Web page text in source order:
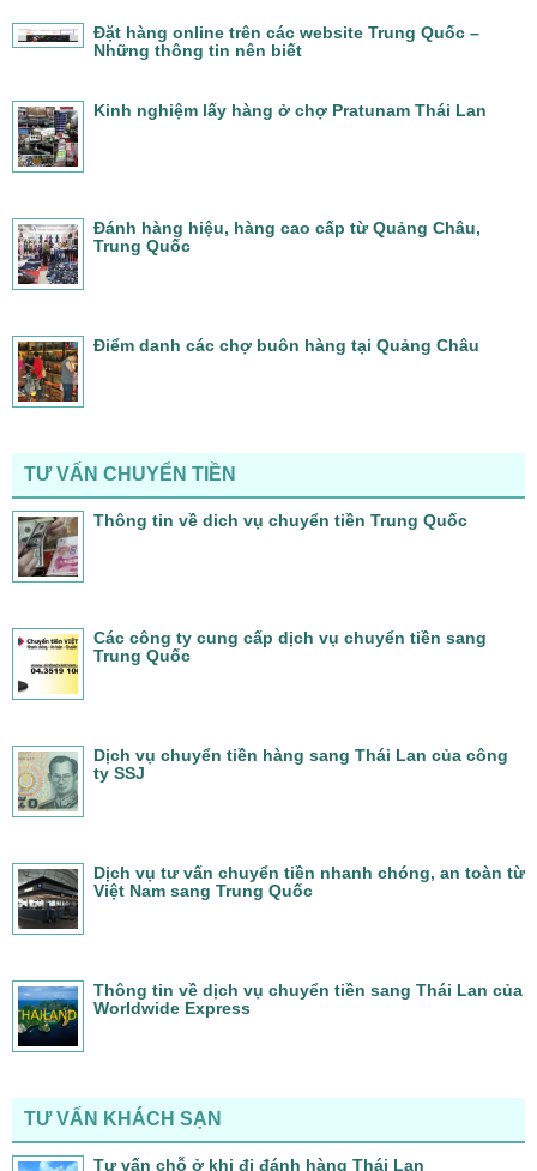
Đặt hàng online trên các website Trung Quốc –
Những thông tin nên biết
Kinh nghiệm lấy hàng ở chợ Pratunam Thái Lan
Đánh hàng hiệu, hàng cao cấp từ Quảng Châu,
Trung Quốc
Điểm danh các chợ buôn hàng tại Quảng Châu
TƯ VẤN CHUYỂN TIỀN
Thông tin về dich vụ chuyển tiền Trung Quốc
Các công ty cung cấp dịch vụ chuyển tiền sang
Trung Quốc
Dịch vụ chuyển tiền hàng sang Thái Lan của công
ty SSJ
Dịch vụ tư vấn chuyển tiền nhanh chóng, an toàn từ
Việt Nam sang Trung Quốc
Thông tin về dịch vụ chuyển tiền sang Thái Lan của
Worldwide Express
TƯ VẤN KHÁCH SẠN
Tư vấn chỗ ở khi đi đánh hàng Thái Lan